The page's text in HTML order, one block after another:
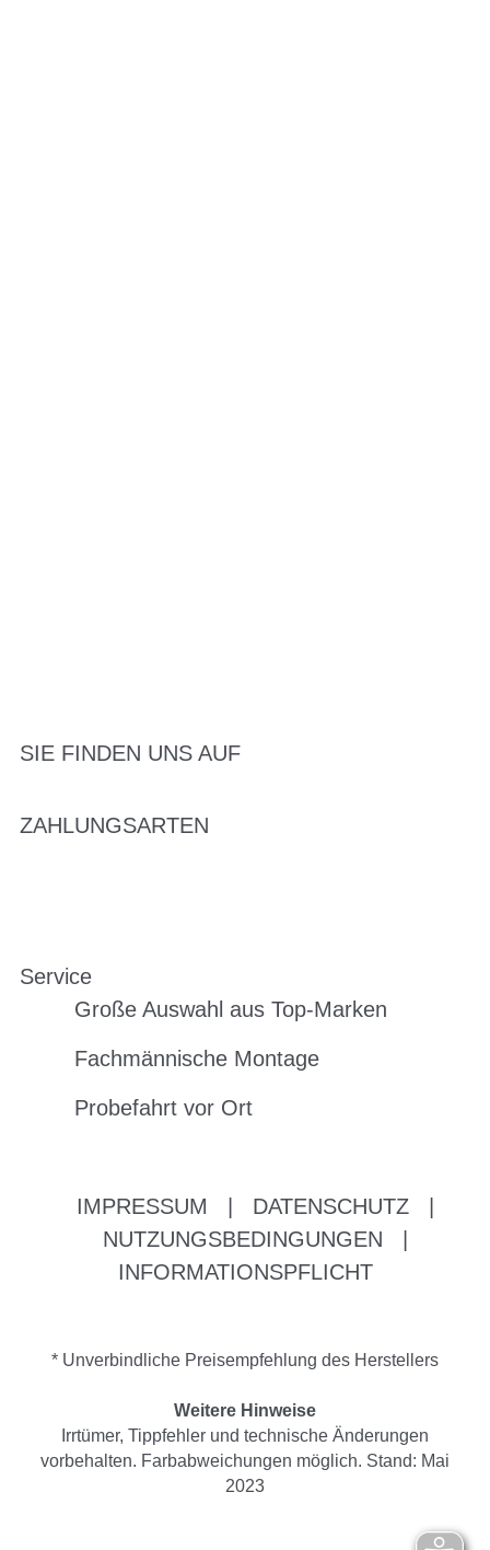
SIE FINDEN UNS AUF
ZAHLUNGSARTEN
Service
Große Auswahl aus Top-Marken
Fachmännische Montage
Probefahrt vor Ort
IMPRESSUM DATENSCHUTZ
NUTZUNGSBEDINGUNGEN
INFORMATIONSPFLICHT
* Unverbindliche Preisempfehlung des Herstellers
Weitere Hinweise
Irrtümer, Tippfehler und technische Änderungen
vorbehalten. Farbabweichungen möglich. Stand: Mai
2023